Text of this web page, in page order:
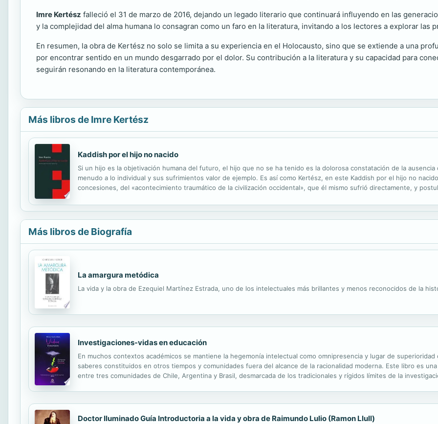
Imre Kertész falleció el 31 de marzo de 2016, dejando un legado literario que continuará influyendo en las
y la complejidad del alma humana lo consagran como un faro en la literatura, invitando a los lectores a explorar las
En resumen, la obra de Kertész no solo se limita a su experiencia en el Holocausto, sino que se extiende a una
por encontrar sentido en un mundo desgarrado por el dolor. Su contribución a la literatura y su capacidad para
seguirán resonando en la literatura contemporánea.
Más libros de Imre Kertész
Kaddish por el hijo no nacido
Si un hijo es la objetivación humana del futuro, el hijo que no se ha tenido es la dolorosa constatación de la
menudo a lo individual y sus sufrimientos valor de ejemplo. Es así como Kertész, en este Kaddish por el hijo no
concesiones, del «acontecimiento traumático de la civilización occidental», que él mismo sufrió directamente, y
Más libros de Biografía
La amargura metódica
La vida y la obra de Ezequiel Martínez Estrada, uno de los intelectuales más brillantes y menos reconocidos de la
Investigaciones-vidas en educación
En muchos contextos académicos se mantiene la hegemonía intelectual como omnipresencia y lugar de
saberes constituidos en otros tiempos y comunidades fuera del alcance de la racionalidad moderna. Este libro es
entre tres comunidades de Chile, Argentina y Brasil, desmarcada de los tradicionales y rígidos límites de la
Doctor Iluminado Guía Introductoria a la vida y obra de Raimundo Lulio (Ramon Llull)